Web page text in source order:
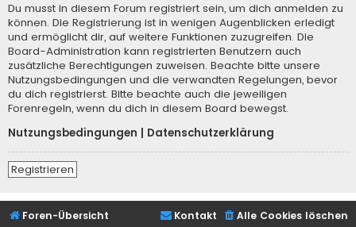
Du musst in diesem Forum registriert sein, um dich anmelden zu
können. Die Registrierung ist in wenigen Augenblicken erledigt
und ermöglicht dir, auf weitere Funktionen zuzugreifen. Die
Board-Administration kann registrierten Benutzern auch
zusätzliche Berechtigungen zuweisen. Beachte bitte unsere
Nutzungsbedingungen und die verwandten Regelungen, bevor
du dich registrierst. Bitte beachte auch die jeweiligen
Forenregeln, wenn du dich in diesem Board bewegst.
Nutzungsbedingungen
Datenschutzerklärung
Registrieren
Foren-Übersicht Alle Cookies löschen
Kontakt